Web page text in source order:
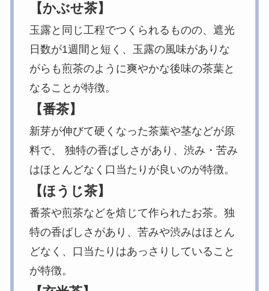
【かぶせ茶】
玉露と同じ工程でつくられるものの、遮光
日数が1週間と短く、玉露の風味がありな
がらも煎茶のように爽やかな後味の茶葉と
なることが特徴。
【番茶】
新芽が伸びて硬くなった茶葉や茎などが原
料で、 独特の香ばしさがあり、渋み・苦み
はほとんどなく口当たりが良いのが特徴。
【ほうじ茶】
番茶や煎茶などを焙じて作られたお茶。独
特の香ばしさがあり、苦みや渋みはほとん
どなく、口当たりはあっさりしていること
が特徴。